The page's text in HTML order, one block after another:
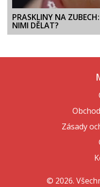
PRASKLINY NA
NIMI DĚLAT?
Zásady
© 2026.